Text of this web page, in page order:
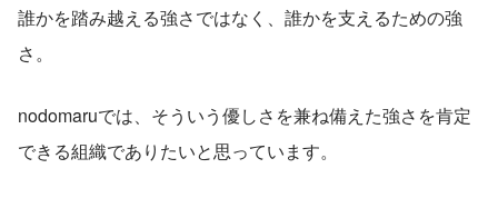
誰かを踏み越える強さではなく、誰かを支えるための強
さ。
nodomaruでは、そういう優しさを兼ね備えた強さを肯定
できる組織でありたいと思っています。